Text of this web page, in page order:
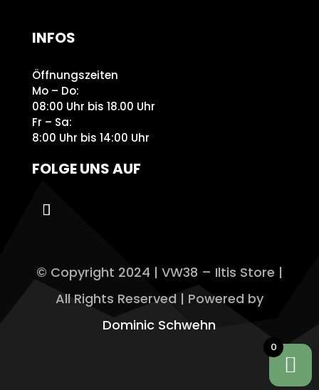
INFOS
Öffnungszeiten
Mo – Do:
08:00 Uhr bis 18.00 Uhr
Fr – Sa:
8:00 Uhr bis 14:00 Uhr
FOLGE UNS AUF
© Copyright 2024 | VW38 – Iltis Store |
All Rights Reserved | Powered by
Dominic Schwehn
0